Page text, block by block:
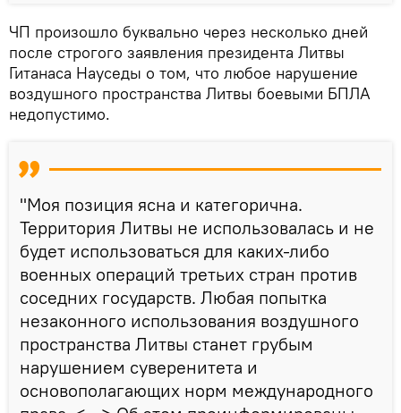
ЧП произошло буквально через несколько дней
после строгого заявления президента Литвы
Гитанаса Науседы о том, что любое нарушение
воздушного пространства Литвы боевыми БПЛА
недопустимо.
"Моя позиция ясна и категорична.
Территория Литвы не использовалась и не
будет использоваться для каких-либо
военных операций третьих стран против
соседних государств. Любая попытка
незаконного использования воздушного
пространства Литвы станет грубым
нарушением суверенитета и
основополагающих норм международного